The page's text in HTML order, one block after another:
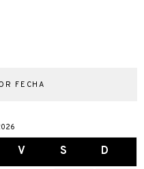
FECHA
V S D